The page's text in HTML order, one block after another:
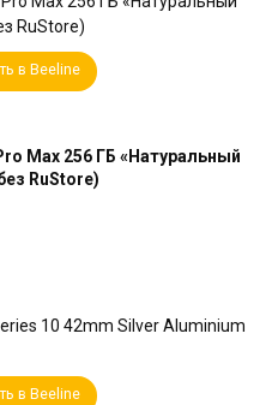
в Beeline
Max 256 ГБ «Натуральный
RuStore)
в Beeline